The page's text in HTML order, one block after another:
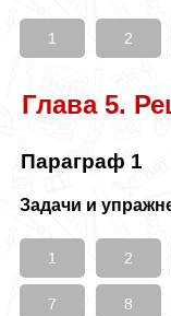
1 2
Глава 5.
Параграф 1
Задачи и
1 2
7 8